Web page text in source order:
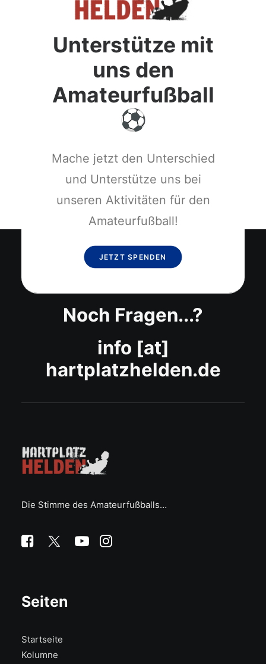
Unterstütze mit
uns den
Amateurfußball
Mache jetzt den Unterschied
und Unterstütze uns bei
unseren Aktivitäten für den
Amateurfußball!
JETZT SPENDEN
Noch Fragen...?
info [at]
hartplatzhelden.de
Die Stimme des Amateurfußballs…
Seiten
Startseite
Kolumne